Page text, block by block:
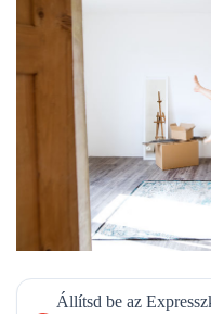
Állítsd be az